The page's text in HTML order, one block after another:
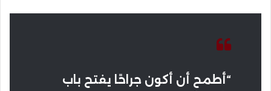
“أطمح أن أكون جراحًا يفتح باب